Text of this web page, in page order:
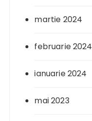
martie 2024
februarie 2024
ianuarie 2024
mai 2023